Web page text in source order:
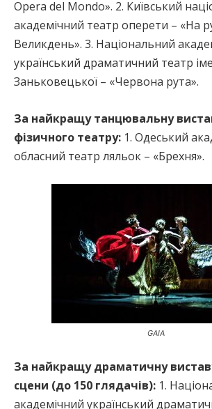
Opera del Mondo». 2. Київський
академічний театр оперети – «На
Великдень». 3. Національний
український драматичний театр
Заньковецької – «Червона рута».
За найкращу танцювальну
фізичного театру: 1. Одеський
обласний театр ляльок – «Брехня».
GAIA
За найкращу драматичну
сцени (до 150 глядачів): 1.
академічний український